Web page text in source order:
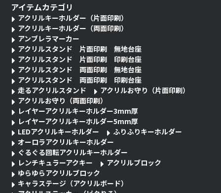
アイテムカテゴリ
アクリルキーホルダー（片面印刷）
アクリルキーホルダー（両面印刷）
アンブレラマーカー
アクリルスタンド 片面印刷 無地台座
アクリルスタンド 片面印刷 印刷台座
アクリルスタンド 両面印刷 無地台座
アクリルスタンド 両面印刷 印刷台座
走るアクリルスタンド
アクリルお守り（片面印刷）
アクリルお守り（両面印刷）
レイヤーアクリルキーホルダー3mm厚
レイヤーアクリルキーホルダー5mm厚
LEDアクリルキーホルダー
ふりふりキーホルダー
オーロラアクリルキーホルダー
ぐるぐる回転アクリルキーホルダー
レンチキュラーアクキー
アクリルブロック
ゆらゆらアクリルブロック
キャラステージ（アクリルボード）